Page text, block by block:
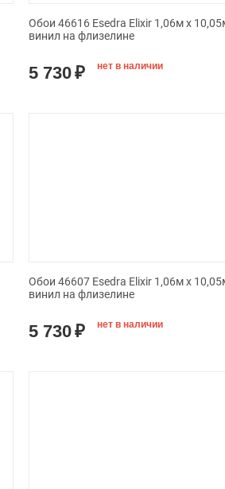
Обои 46616 Esedra Elixir 1,06м х
винил на флизелине
5 730₽ нет в наличии
Обои 46607 Esedra Elixir 1,06м х
винил на флизелине
5 730₽ нет в наличии